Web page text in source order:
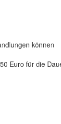
können
Euro für die